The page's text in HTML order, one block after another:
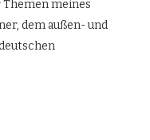
Themen meines
dem außen- und